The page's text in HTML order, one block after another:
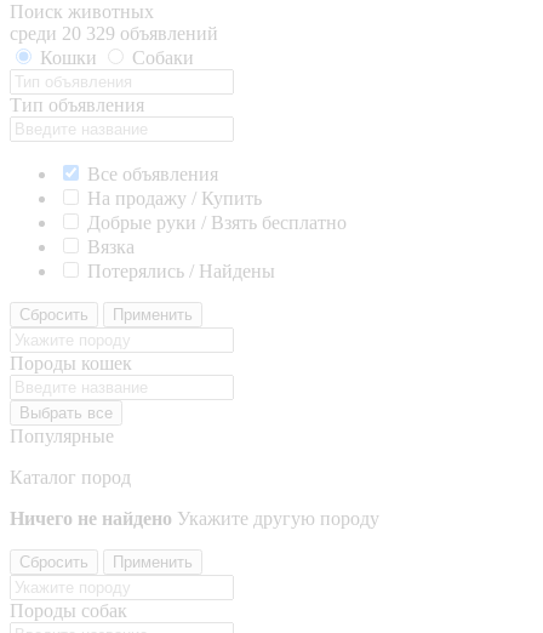
Поиск животных
среди 20 329 объявлений
Кошки
Собаки
Тип объявления
Все объявления
На продажу / Купить
Добрые руки / Взять бесплатно
Вязка
Потерялись / Найдены
Сбросить Применить
Породы кошек
Выбрать все
Популярные
Каталог пород
Ничего не найдено Укажите другую породу
Сбросить Применить
Породы собак